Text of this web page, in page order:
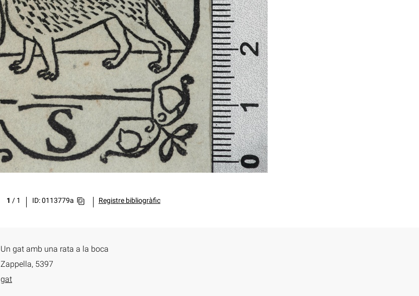
1 / 1 ID: 0113779a Registre bibliogràfic
Un gat amb una rata a la boca
Zappella, 5397
gat